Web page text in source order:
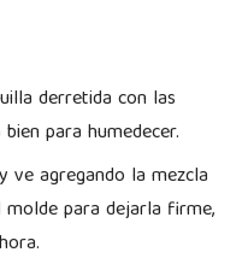
derretida con las
para humedecer.
agregando la mezcla
para dejarla firme,